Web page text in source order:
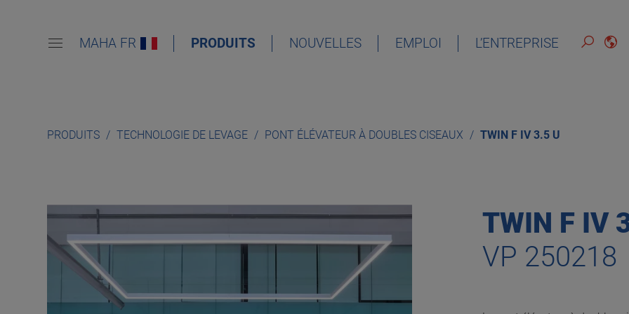
MAHA FR PRODUITS NOUVELLES EMPLOI L’ENTREPRISE
PRODUITS TECHNOLOGIE DE LEVAGE PONT ÉLÉVATEUR À DOUBLES CISEAUX TWIN F IV 3.5 U
TWIN F IV
VP 250218